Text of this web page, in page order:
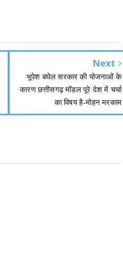
Next
भूपेश बघेल सरकार की योजनाओं के
कारण छत्तीसगढ़ मॉडल पूरे देश में चर्चा
का विषय है-मोहन मरकाम